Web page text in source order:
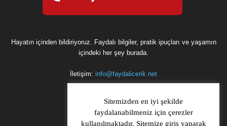
Hayatın içinden bildiriyoruz. Faydalı bilgiler, pratik ipuçları ve yaşamın
içindeki her şey burada.
İletişim: info@faydalicerik.net
Sitemizden en iyi şekilde
faydalanabilmeniz için çerezler
kullanılmaktadır. Sitemize giriş yaparak